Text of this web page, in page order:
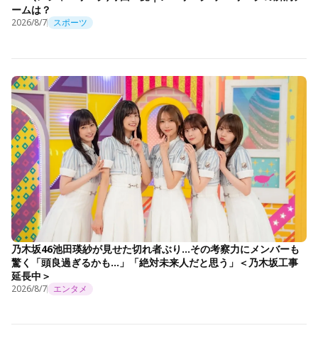
ームは？
2026/8/7 スポーツ
乃木坂46池田瑛紗が見せた切れ者ぶり…その考察力にメンバーも
驚く「頭良過ぎるかも…」「絶対未来人だと思う」＜乃木坂工事
延長中＞
2026/8/7 エンタメ